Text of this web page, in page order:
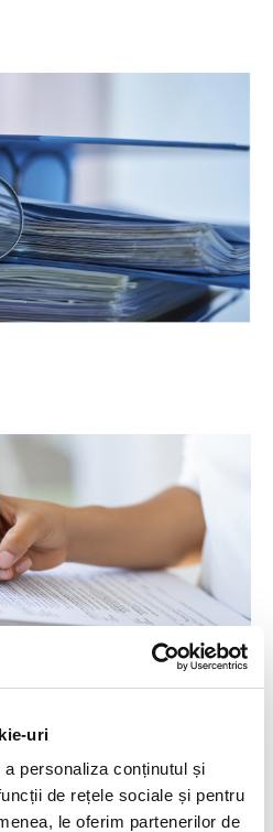
uri
personaliza conținutul și
de rețele sociale și pentru
le oferim partenerilor de
participanți